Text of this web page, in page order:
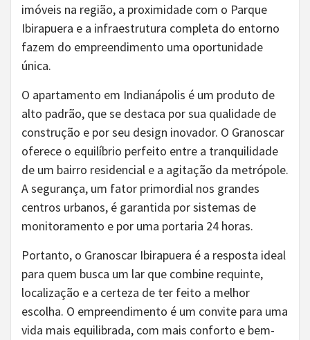
imóveis na região, a proximidade com o Parque
Ibirapuera e a infraestrutura completa do entorno
fazem do empreendimento uma oportunidade
única.
O apartamento em Indianápolis é um produto de
alto padrão, que se destaca por sua qualidade de
construção e por seu design inovador. O Granoscar
oferece o equilíbrio perfeito entre a tranquilidade
de um bairro residencial e a agitação da metrópole.
A segurança, um fator primordial nos grandes
centros urbanos, é garantida por sistemas de
monitoramento e por uma portaria 24 horas.
Portanto, o Granoscar Ibirapuera é a resposta ideal
para quem busca um lar que combine requinte,
localização e a certeza de ter feito a melhor
escolha. O empreendimento é um convite para uma
vida mais equilibrada, com mais conforto e bem-